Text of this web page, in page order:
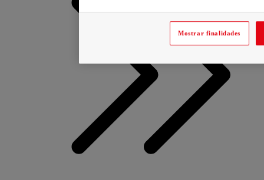
Mostrar finalidades